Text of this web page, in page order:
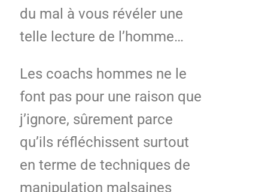
du mal à vous révéler une
telle lecture de l’homme…
Les coachs hommes ne le
font pas pour une raison que
j’ignore, sûrement parce
qu’ils réfléchissent surtout
en terme de techniques de
manipulation malsaines